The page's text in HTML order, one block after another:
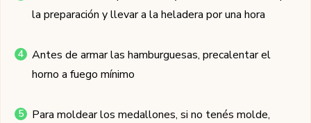
la preparación y llevar a la heladera por una hora
Antes de armar las hamburguesas, precalentar el
horno a fuego mínimo
Para moldear los medallones, si no tenés molde,